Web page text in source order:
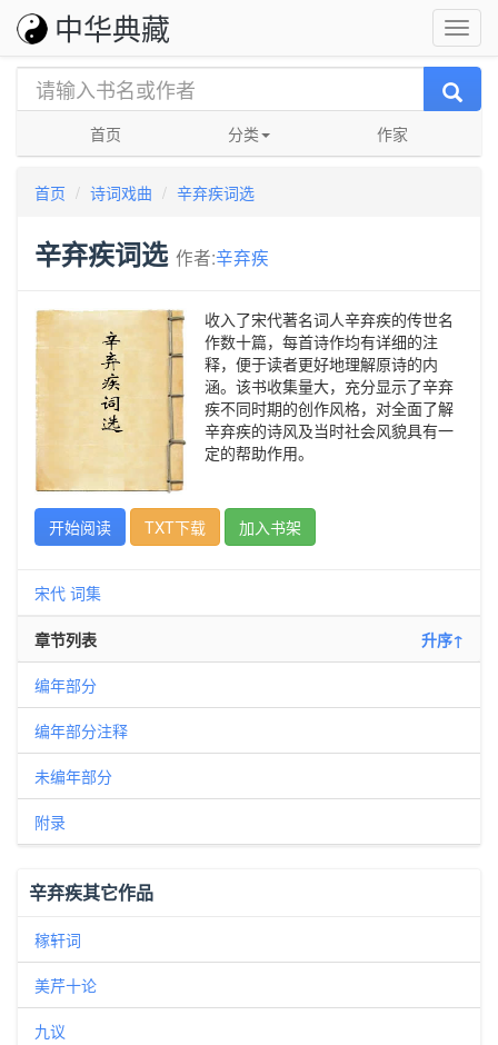
中华典藏
首页 分类 作家
首页 诗词戏曲 辛弃疾词选
辛弃疾词选 作者:辛弃疾
收入了宋代著名词人辛弃疾的传世名
作数十篇，每首诗作均有详细的注
释，便于读者更好地理解原诗的内
涵。该书收集量大，充分显示了辛弃
疾不同时期的创作风格，对全面了解
辛弃疾的诗风及当时社会风貌具有一
定的帮助作用。
开始阅读 TXT下载 加入书架
宋代 词集
章节列表 升序↑
编年部分
编年部分注释
未编年部分
附录
辛弃疾其它作品
稼轩词
美芹十论
九议